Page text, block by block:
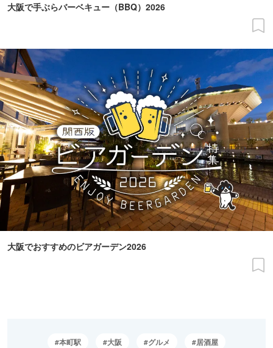
大阪で手ぶらバーベキュー（BBQ）2026
大阪でおすすめのビアガーデン2026
本町駅 大阪 グルメ 居酒屋